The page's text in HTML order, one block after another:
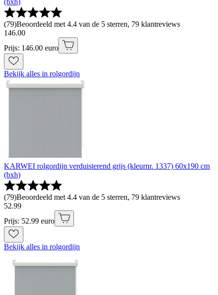
(bxh)
(79)Beoordeeld met 4.4 van de 5 sterren, 79 klantreviews
146.00
Prijs: 146.00 euro
Bekijk alles in rolgordijn
KARWEI rolgordijn verduisterend grijs (kleurnr. 1337) 60x190 cm
(bxh)
(79)Beoordeeld met 4.4 van de 5 sterren, 79 klantreviews
52.99
Prijs: 52.99 euro
Bekijk alles in rolgordijn